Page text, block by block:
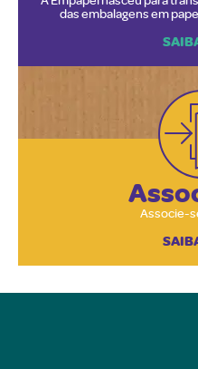
das embalagens em
Associe-